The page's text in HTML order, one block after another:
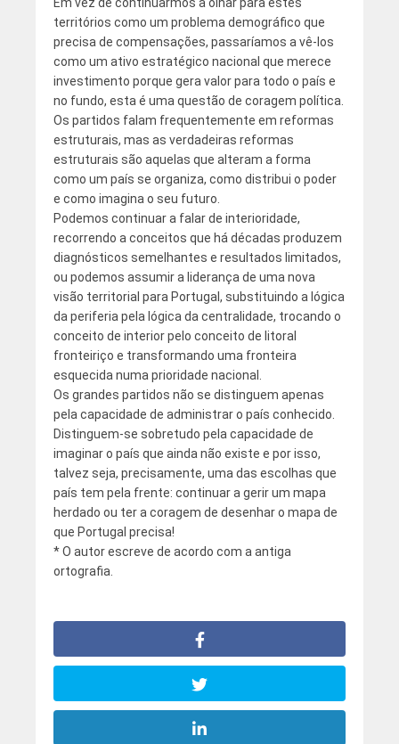
Em vez de continuarmos a olhar para estes
territórios como um problema demográfico que
precisa de compensações, passaríamos a vê-los
como um ativo estratégico nacional que merece
investimento porque gera valor para todo o país e
no fundo, esta é uma questão de coragem política.
Os partidos falam frequentemente em reformas
estruturais, mas as verdadeiras reformas
estruturais são aquelas que alteram a forma
como um país se organiza, como distribui o poder
e como imagina o seu futuro.
Podemos continuar a falar de interioridade,
recorrendo a conceitos que há décadas produzem
diagnósticos semelhantes e resultados limitados,
ou podemos assumir a liderança de uma nova
visão territorial para Portugal, substituindo a lógica
da periferia pela lógica da centralidade, trocando o
conceito de interior pelo conceito de litoral
fronteiriço e transformando uma fronteira
esquecida numa prioridade nacional.
Os grandes partidos não se distinguem apenas
pela capacidade de administrar o país conhecido.
Distinguem-se sobretudo pela capacidade de
imaginar o país que ainda não existe e por isso,
talvez seja, precisamente, uma das escolhas que
país tem pela frente: continuar a gerir um mapa
herdado ou ter a coragem de desenhar o mapa de
que Portugal precisa!
* O autor escreve de acordo com a antiga
ortografia.